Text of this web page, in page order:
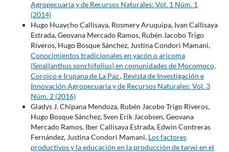
Agropecuaria y de Recursos Naturales: Vol. 1 Núm. 1
(2014)
Hugo Huaycho Callisaya, Rosmery Aruquipa, Ivan Callisaya
Estrada, Geovana Mercado Ramos, Rubén Jacobo Trigo
Riveros, Hugo Bosque Sánchez, Justina Condori Mamani,
Conocimientos tradicionales en yacón o aricoma
(Smallanthus sonchifolius) en comunidades de Mocomoco,
Coroico e Irupana de La Paz, Revista de Investigación e
Innovación Agropecuaria y de Recursos Naturales: Vol. 3
Núm. 2 (2016)
Gladys J. Chipana Mendoza, Rubén Jacobo Trigo Riveros,
Hugo Bosque Sánchez, Sven Erik Jacobsen, Geovana
Mercado Ramos, Iber Callisaya Estrada, Edwin Contreras
Fernández, Justina Condori Mamani, Los factores
productivos y la educación en la producción de tarwi en el